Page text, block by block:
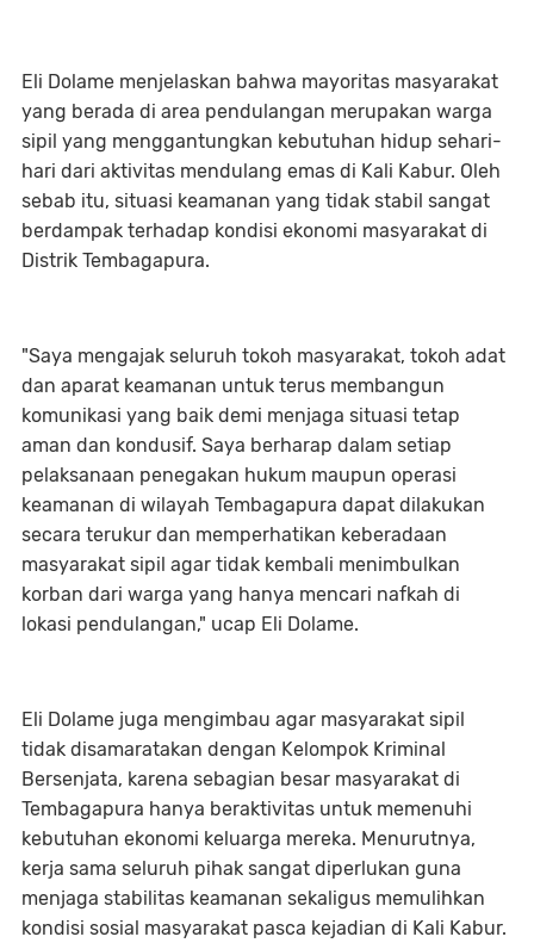
Eli Dolame menjelaskan bahwa mayoritas masyarakat
yang berada di area pendulangan merupakan warga
sipil yang menggantungkan kebutuhan hidup sehari-
hari dari aktivitas mendulang emas di Kali Kabur. Oleh
sebab itu, situasi keamanan yang tidak stabil sangat
berdampak terhadap kondisi ekonomi masyarakat di
Distrik Tembagapura.
"Saya mengajak seluruh tokoh masyarakat, tokoh adat
dan aparat keamanan untuk terus membangun
komunikasi yang baik demi menjaga situasi tetap
aman dan kondusif. Saya berharap dalam setiap
pelaksanaan penegakan hukum maupun operasi
keamanan di wilayah Tembagapura dapat dilakukan
secara terukur dan memperhatikan keberadaan
masyarakat sipil agar tidak kembali menimbulkan
korban dari warga yang hanya mencari nafkah di
lokasi pendulangan," ucap Eli Dolame.
Eli Dolame juga mengimbau agar masyarakat sipil
tidak disamaratakan dengan Kelompok Kriminal
Bersenjata, karena sebagian besar masyarakat di
Tembagapura hanya beraktivitas untuk memenuhi
kebutuhan ekonomi keluarga mereka. Menurutnya,
kerja sama seluruh pihak sangat diperlukan guna
menjaga stabilitas keamanan sekaligus memulihkan
kondisi sosial masyarakat pasca kejadian di Kali Kabur.